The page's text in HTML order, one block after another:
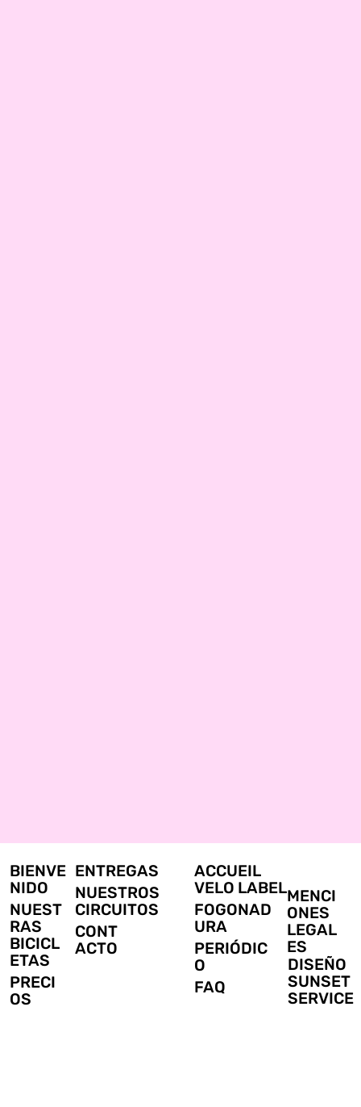
BIENVE
NIDO
NUEST
RAS
BICICL
ETAS
PRECI
OS
ENTREGAS
NUESTROS
CIRCUITOS
CONT
ACTO
ACCUEIL
VELO LABEL
FOGONAD
URA
FAQ
PERIÓDIC
O
MENCI
ONES
LEGAL
ES
DISEÑO
SUNSET
SERVICE